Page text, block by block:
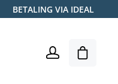
BETALING VIA IDEAL